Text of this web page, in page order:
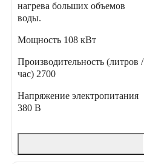
нагрева больших объемов
воды.
Мощность 108 кВт
Производительность (литров /
час) 2700
Напряжение электропитания
380 В